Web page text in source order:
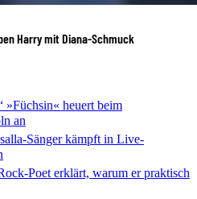
Harry mit Diana-Schmuck
»Füchsin« heuert beim
an
Sänger kämpft in Live-
Poet erklärt, warum er praktisch